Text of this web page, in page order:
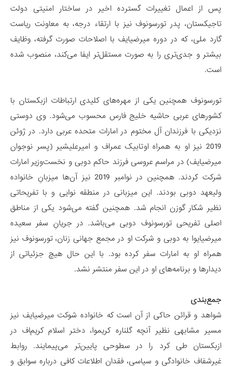
پس از اعمال تغییرات گسترده اخیر در ساختار امنیتی دولت
تاجیکستان، پدر تورسونوف نیز با ارتقاء درجه، به معاونت ریاست
گارد ملی، که در دوره میرضیایف با اصلاحات صورت گرفته، وظایف
بیشتر و جدی‌تری را به صورت مستقل‌تر ایفا می‌کند، منصوب شده
است.
تورسونوف همچنین یکی از مهره‌های کلیدی ارتباطات ازبکستان با
کشورهای عربی حاشیه خلیج فارس محسوب می‌شود. وی دوستی
نزدیکی با فرزندان آل مختوم در امارات متحده عربی دارد. در ژوئن
2019 نیز او به همراه اوتابیک عمراف و امیرعلیشیر (پسر نوجوان
میرضیایف) در مراسم عروسی فرزند حاکم دوبی و نخست‌وزیر امارات
شرکت کردند. همچنین در نوامبر 2019 نیز آن‌ها میزبانِ خانواده
ولیعهد دوبی بودند. این میزبانی در منطقه نوایی و با تفریحاتی
نظیر شکار گوزن انجام شد. همچنین گفته می‌شود یکی از مناطق
اصلی تفریحی تورسونوف دوبی می‌باشد. در جریانِ سفر سعیده
میرضیایوا به دوبی و شرکت او در مجمع جهانی زنان، تورسونوف نیز
همراه او به امارات سفر کرده بود. با این حال هیچ جزئیاتی از
دیدارها و برنامه‌های او در این سفر منتشر نشد.
جمع‌بندی
شواهد و قرائن حاکی از آن است که خانواده شوکت میرضیایف نیز
مسیر مشابهی نظیر آنچه گلناره کریموا، دختر اسلام کریم‌اف در
ازبکستان طی کرد را در سطوحی پایین‌تر می‌پیمایند. روابط
غیرشفاف خانوادگی و سیاسی، فقدان اطلاعات کافی درباره سوابق و